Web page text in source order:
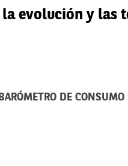
la evolución y las
BARÓMETRO DE CONSUMO